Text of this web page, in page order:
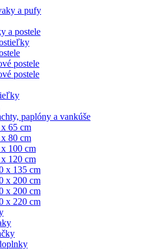
a pufy
a postele
postele
postele
paplóny a vankúše
65 cm
80 cm
100 cm
120 cm
x 135 cm
x 200 cm
x 200 cm
x 220 cm